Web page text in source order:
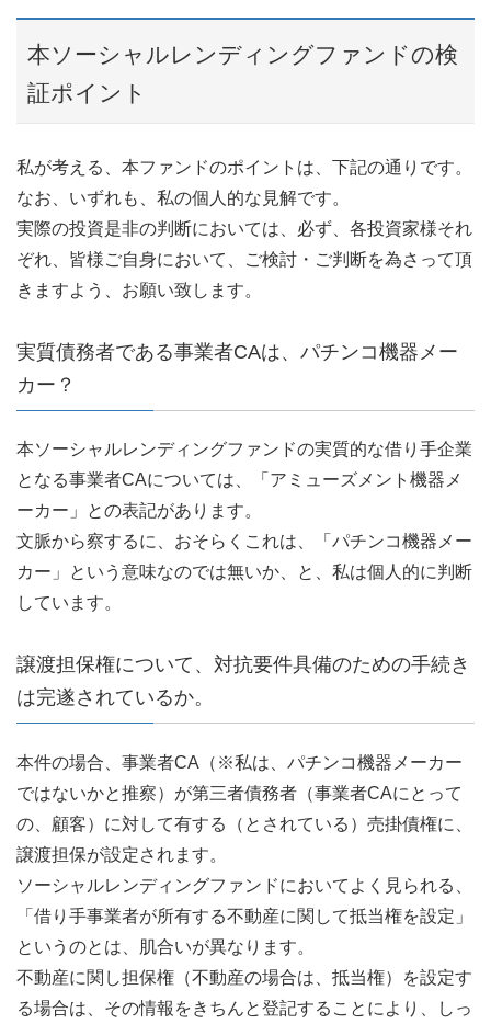
本ソーシャルレンディングファンドの検
証ポイント
私が考える、本ファンドのポイントは、下記の通りです。
なお、いずれも、私の個人的な見解です。
実際の投資是非の判断においては、必ず、各投資家様それ
ぞれ、皆様ご自身において、ご検討・ご判断を為さって頂
きますよう、お願い致します。
実質債務者である事業者CAは、パチンコ機器メー
カー？
本ソーシャルレンディングファンドの実質的な借り手企業
となる事業者CAについては、「アミューズメント機器メ
ーカー」との表記があります。
文脈から察するに、おそらくこれは、「パチンコ機器メー
カー」という意味なのでは無いか、と、私は個人的に判断
しています。
譲渡担保権について、対抗要件具備のための手続き
は完遂されているか。
本件の場合、事業者CA（※私は、パチンコ機器メーカー
ではないかと推察）が第三者債務者（事業者CAにとって
の、顧客）に対して有する（とされている）売掛債権に、
譲渡担保が設定されます。
ソーシャルレンディングファンドにおいてよく見られる、
「借り手事業者が所有する不動産に関して抵当権を設定」
というのとは、肌合いが異なります。
不動産に関し担保権（不動産の場合は、抵当権）を設定す
る場合は、その情報をきちんと登記することにより、しっ